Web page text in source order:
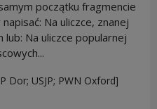
początku fragmencie
Na uliczce, znanej
Na uliczce popularnej
Dor; USJP; PWN Oxford]